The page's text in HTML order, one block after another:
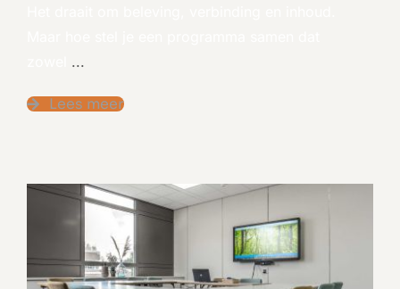
...
Lees meer